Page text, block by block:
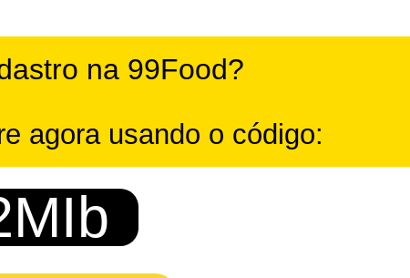
na 99Food?
agora usando o código: